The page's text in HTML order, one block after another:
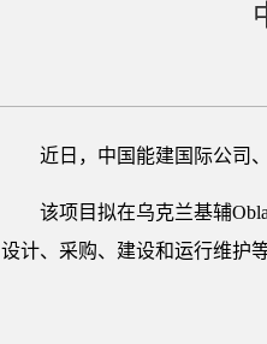
近日，中国能建国际公司
该项目拟在乌克兰基辅
设计、采购、建设和运行维护